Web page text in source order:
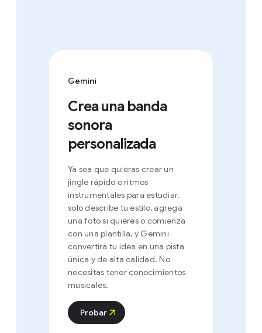
Gemini
Crea una banda
sonora
personalizada
Ya sea que quieras crear un
jingle rápido o ritmos
instrumentales para estudiar,
solo describe tu estilo, agrega
una foto si quieres o comienza
con una plantilla, y Gemini
convertirá tu idea en una pista
única y de alta calidad. No
necesitas tener conocimientos
musicales.
Probar